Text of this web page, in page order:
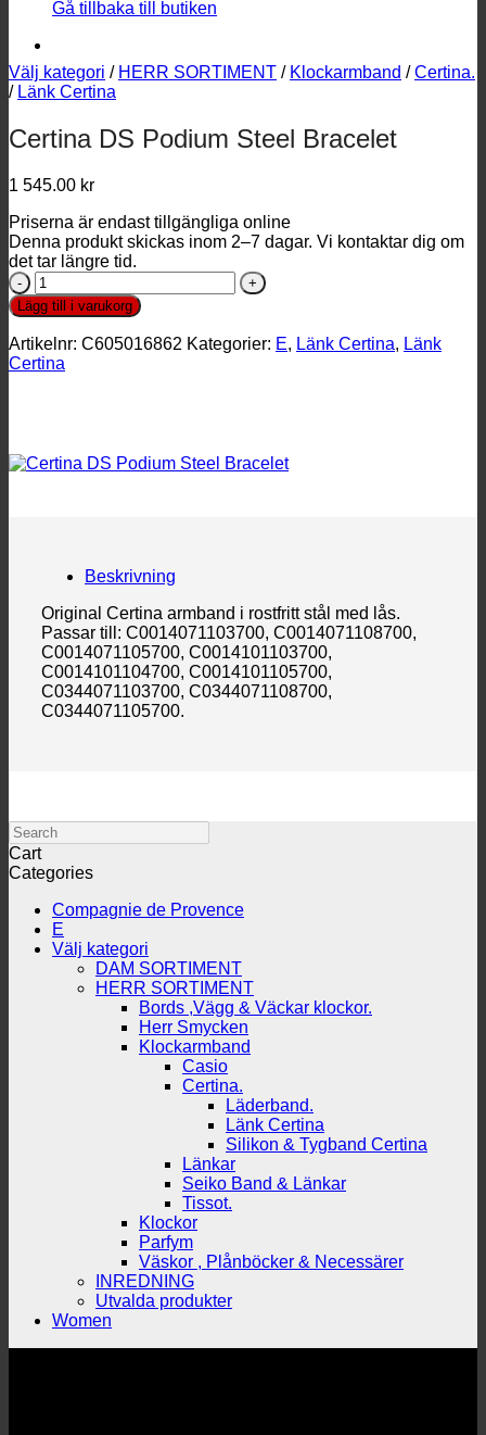
Gå tillbaka till butiken
Välj kategori / HERR SORTIMENT / Klockarmband / Certina.
/ Länk Certina
Certina DS Podium Steel Bracelet
1 545.00 kr
Priserna är endast tillgängliga online
Denna produkt skickas inom 2–7 dagar. Vi kontaktar dig om
det tar längre tid.
Certina
DS
Podium
Steel
Bracelet
mängd
Lägg till i varukorg
Artikelnr: C605016862 Kategorier: E, Länk Certina, Länk
Certina
Beskrivning
Original Certina armband i rostfritt stål med lås.
Passar till: C0014071103700, C0014071108700,
C0014071105700, C0014101103700,
C0014101104700, C0014101105700,
C0344071103700, C0344071108700,
C0344071105700.
Search
Cart
Categories
Compagnie de Provence
E
Välj kategori
DAM SORTIMENT
HERR SORTIMENT
Bords ,Vägg & Väckar klockor.
Herr Smycken
Klockarmband
Casio
Certina.
Läderband.
Länk Certina
Silikon & Tygband Certina
Länkar
Seiko Band & Länkar
Tissot.
Klockor
Parfym
Väskor , Plånböcker & Necessärer
INREDNING
Utvalda produkter
Women